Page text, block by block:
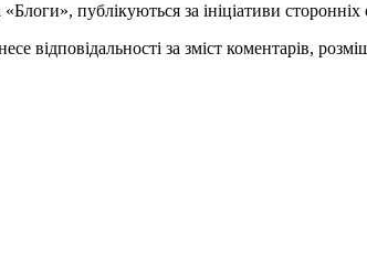
публікуються за ініціативи сторонніх
відповідальності за зміст коментарів,